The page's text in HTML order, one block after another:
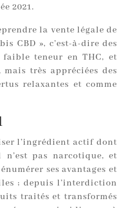
2021.
la vente légale de
CBD », c’est-à-dire des
faible teneur en THC, et
très appréciées des
relaxantes et comme
l’ingrédient actif dont
pas narcotique, et
ses avantages et
; depuis l’interdiction
traités et transformés